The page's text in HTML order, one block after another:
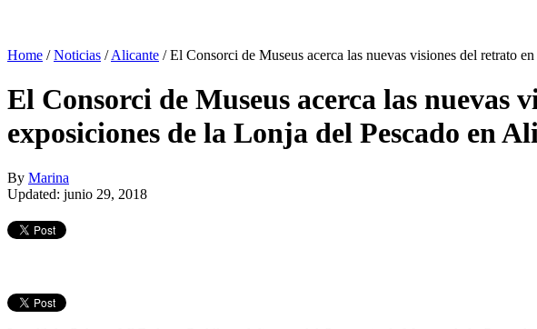
Home /Noticias /Alicante /El Consorci de Museus acerca las nuevas visiones del retrato
El Consorci de Museus acerca las nuevas
exposiciones de la Lonja del Pescado en
By Marina
Updated: junio 29, 2018